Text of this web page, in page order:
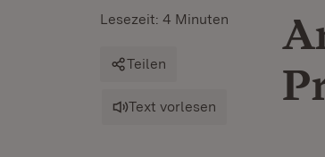
Lesezeit: 4 Minuten
Teilen
Text vorlesen